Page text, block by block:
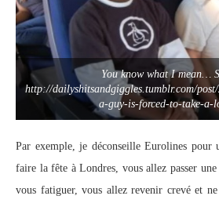
You know what I mean…
http://dailyshitsandgiggles.tumblr.com/
a-guy-is-forced-to-take-a-
Par exemple, je déconseille Eurolines pour
faire la fête à Londres, vous allez passer
vous fatiguer, vous allez revenir crevé et